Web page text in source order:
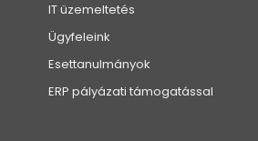
IT üzemeltetés
Ügyfeleink
Esettanulmányok
ERP pályázati támogatással